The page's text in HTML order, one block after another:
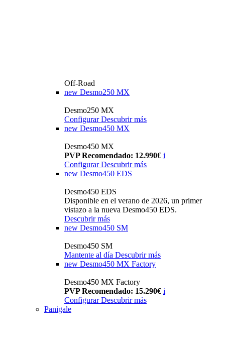
Off-Road
new Desmo250 MX
Desmo250 MX
Configurar Descubrir más
new Desmo450 MX
Desmo450 MX
PVP Recomendado: 12.990€ i
Configurar Descubrir más
new Desmo450 EDS
Desmo450 EDS
Disponible en el verano de 2026, un primer
vistazo a la nueva Desmo450 EDS.
Descubrir más
new Desmo450 SM
Desmo450 SM
Mantente al día Descubrir más
new Desmo450 MX Factory
Desmo450 MX Factory
PVP Recomendado: 15.290€ i
Configurar Descubrir más
Panigale